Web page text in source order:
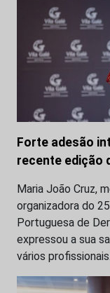
Forte adesão
recente edição
Maria João Cruz,
organizadora do
Portuguesa de
expressou a sua
vários